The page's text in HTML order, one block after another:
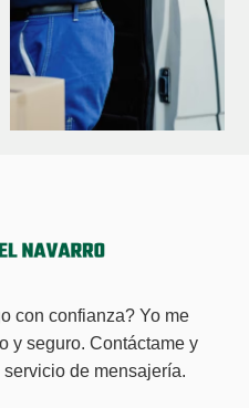
con confianza? Yo me
y seguro. Contáctame y
de mensajería.